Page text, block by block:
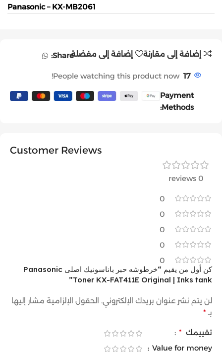
Panasonic – KX-MB2061
إضافة إلى مقارنة إضافة إلى مفضلةShare:
17
People watching this product now!
Payment
Methods:
Customer Reviews
0 reviews
0
0
0
0
0
كن أول من يقيم “خرطوشه حبر باناسونيك اصلى Panasonic
Toner KX-FAT411E Original | Inks tank”
لن يتم نشر عنوان بريدك الإلكتروني. الحقول الإلزامية مشار إليها
بـ *
تقييمك *
Value for money